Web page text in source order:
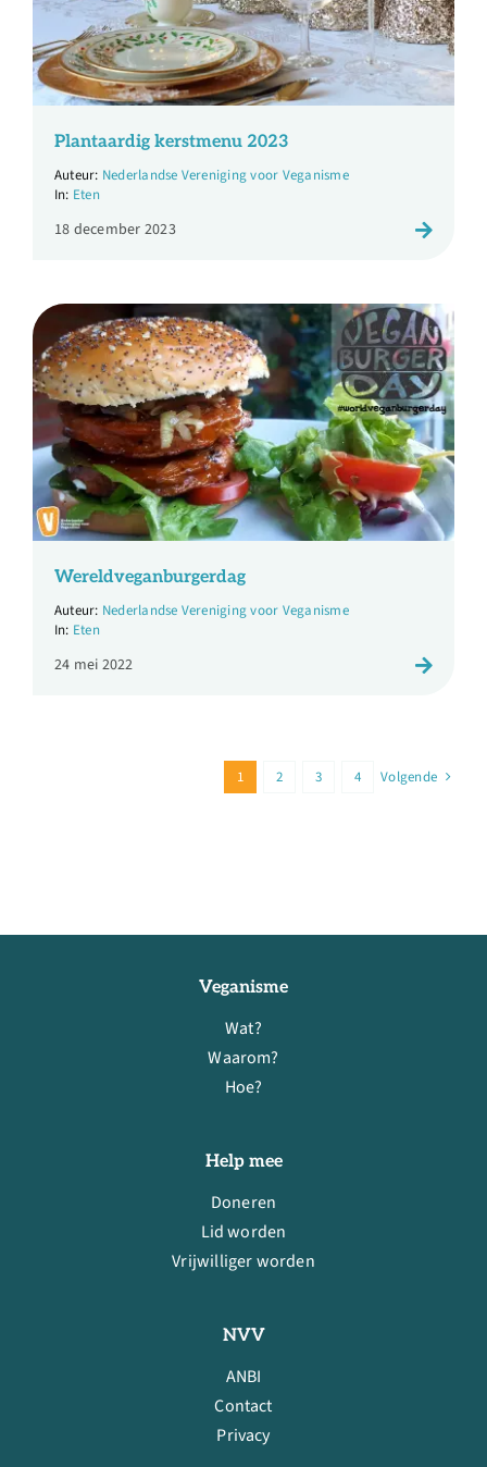
Plantaardig kerstmenu 2023
Nederlandse Vereniging voor Veganisme
Eten
18 december 2023
Wereldveganburgerdag
Nederlandse Vereniging voor Veganisme
Eten
24 mei 2022
1 2 3 4 Volgende
Veganisme
Wat?
Waarom?
Hoe?
Help mee
Doneren
Lid worden
Vrijwilliger worden
NVV
ANBI
Contact
Privacy